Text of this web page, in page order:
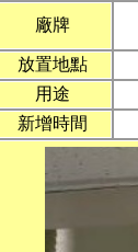
廠牌
放置地點
用途
新增時間